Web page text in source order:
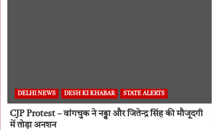
DELHI NEWS DESH KI KHABAR STATE ALERTS
CJP Protest – वांगचुक ने नड्डा और जितेन्द्र सिंह की मौजूदगी
में तोड़ा अनशन